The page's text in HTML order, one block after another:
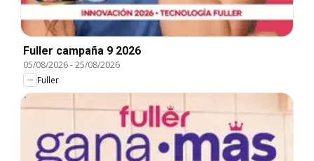
Fuller campaña 9 2026
05/08/2026-25/08/2026
Fuller